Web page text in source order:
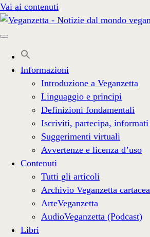
Vai ai contenuti
Informazioni
Introduzione a Veganzetta
Linguaggio e principi
Definizioni fondamentali
Iscriviti, partecipa, informati
Suggerimenti virtuali
Avvertenze e licenza d’uso
Contenuti
Tutti gli articoli
Archivio Veganzetta cartacea
ArteVeganzetta
AudioVeganzetta (Podcast)
Libri